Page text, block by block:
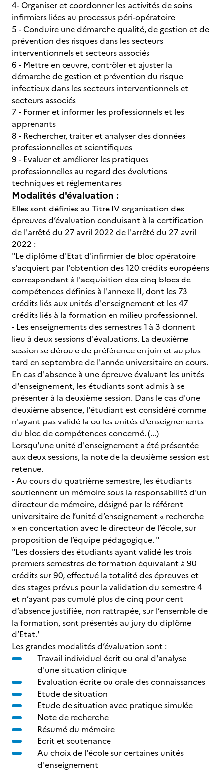
4- Organiser et coordonner les activités de soins
infirmiers liées au processus péri-opératoire
5 - Conduire une démarche qualité, de gestion et de
prévention des risques dans les secteurs
interventionnels et secteurs associés
6 - Mettre en œuvre, contrôler et ajuster la
démarche de gestion et prévention du risque
infectieux dans les secteurs interventionnels et
secteurs associés
7 - Former et informer les professionnels et les
apprenants
8 - Rechercher, traiter et analyser des données
professionnelles et scientifiques
9 - Evaluer et améliorer les pratiques
professionnelles au regard des évolutions
techniques et réglementaires
Modalités d'évaluation :
Elles sont définies au Titre IV organisation des
épreuves d’évaluation conduisant à la certification
de l'arrêté du 27 avril 2022 de l'arrêté du 27 avril
2022 :
"Le diplôme d'Etat d'infirmier de bloc opératoire
s'acquiert par l'obtention des 120 crédits européens
correspondant à l'acquisition des cinq blocs de
compétences définies à l'annexe II, dont les 73
crédits liés aux unités d'enseignement et les 47
crédits liés à la formation en milieu professionnel.
- Les enseignements des semestres 1 à 3 donnent
lieu à deux sessions d'évaluations. La deuxième
session se déroule de préférence en juin et au plus
tard en septembre de l'année universitaire en cours.
En cas d'absence à une épreuve évaluant les unités
d'enseignement, les étudiants sont admis à se
présenter à la deuxième session. Dans le cas d'une
deuxième absence, l'étudiant est considéré comme
n'ayant pas validé la ou les unités d'enseignements
du bloc de compétences concerné. (...)
Lorsqu'une unité d'enseignement a été présentée
aux deux sessions, la note de la deuxième session est
retenue.
- Au cours du quatrième semestre, les étudiants
soutiennent un mémoire sous la responsabilité d’un
directeur de mémoire, désigné par le référent
universitaire de l’unité d’enseignement « recherche
» en concertation avec le directeur de l’école, sur
proposition de l’équipe pédagogique. "
"Les dossiers des étudiants ayant validé les trois
premiers semestres de formation équivalant à 90
crédits sur 90, effectué la totalité des épreuves et
des stages prévus pour la validation du semestre 4
et n’ayant pas cumulé plus de cinq pour cent
d’absence justifiée, non rattrapée, sur l’ensemble de
la formation, sont présentés au jury du diplôme
d’Etat."
Les grandes modalités d’évaluation sont :
Travail individuel écrit ou oral d'analyse
d'une situation clinique
Evaluation écrite ou orale des connaissances
Etude de situation
Etude de situation avec pratique simulée
Note de recherche
Résumé du mémoire
Ecrit et soutenance
Au choix de l'école sur certaines unités
d'enseignement